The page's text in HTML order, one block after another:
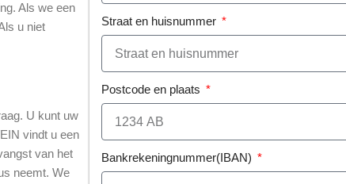
Als we een
u niet
U kunt uw
vindt u een
van het
neemt. We
Straat en huisnummer
Postcode en plaats
Bankrekeningnummer(IBAN)